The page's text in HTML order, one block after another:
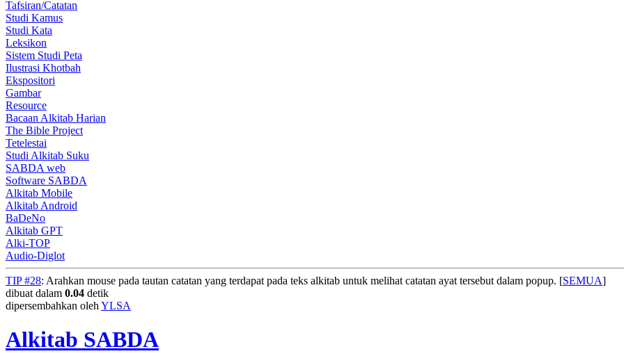
Tafsiran/Catatan
Studi Kamus
Studi Kata
Leksikon
Sistem Studi Peta
Ilustrasi Khotbah
Ekspositori
Gambar
Resource
Bacaan Alkitab Harian
The Bible Project
Tetelestai
Studi Alkitab Suku
SABDA web
Software SABDA
Alkitab Mobile
Alkitab Android
BaDeNo
Alkitab GPT
Alki-TOP
Audio-Diglot
TIP #28: Arahkan mouse pada tautan catatan yang terdapat pada teks alkitab untuk melihat catatan ayat tersebut dalam popup. [SEMUA]
dibuat dalam 0.04 detik
dipersembahkan oleh YLSA
Alkitab SABDA